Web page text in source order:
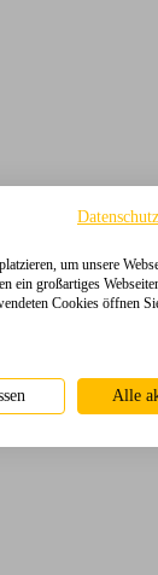
um unsere
ein großartiges
Cookies öffnen
Alle